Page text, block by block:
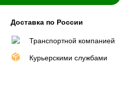
Доставка по России
Транспортной компанией
Курьерскими службами